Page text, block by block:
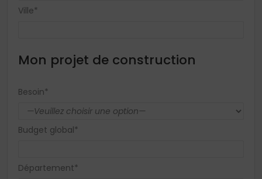
Ville*
Mon projet de construction
Besoin*
Budget global*
Département*